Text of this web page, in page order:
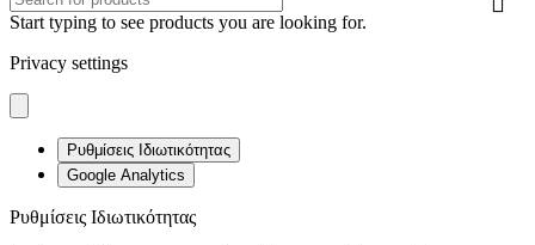
Start typing to see products you are looking for.
Privacy settings
Ρυθμίσεις Ιδιωτικότητας
Google Analytics
Ρυθμίσεις Ιδιωτικότητας